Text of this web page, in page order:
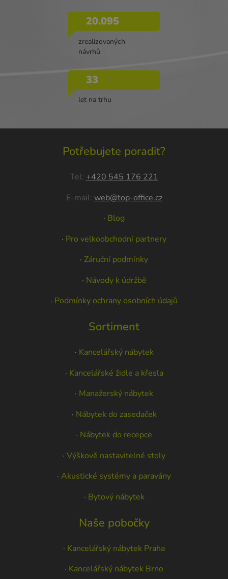
20.095
zrealizovaných
návrhů
33
let na trhu
Potřebujete poradit?
Tel: +420 545 176 221
E-mail: web@top-office.cz
· Blog
· Pro velkoobchodní partnery
· Záruční podmínky
· Návody k údržbě
· Podmínky ochrany osobních údajů
Sortiment
· Kancelářský nábytek
· Kancelářské židle a křesla
· Manažerský nábytek
· Nábytek do zasedaček
· Nábytek do recepce
· Výškově nastavitelné stoly
· Akustické systémy a paravány
· Bytový nábytek
Naše pobočky
· Kancelářský nábytek Praha
· Kancelářský nábytek Brno